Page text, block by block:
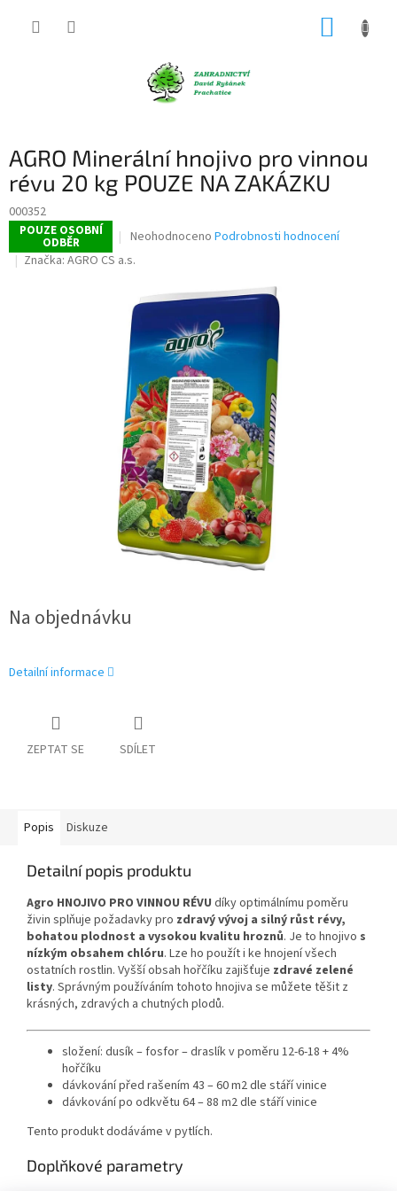
AGRO Minerální hnojivo pro vinnou
révu 20 kg POUZE NA ZAKÁZKU
000352
POUZE OSOBNÍ
ODBĚR
Průměrné
produktu
0,0
z
5
hvězdiček.
Neohodnoceno Podrobnosti hodnocení
Značka: AGRO CS a.s.
Na objednávku
Detailní informace
ZEPTAT SE SDÍLET
Popis Diskuze
Detailní popis produktu
Agro HNOJIVO PRO VINNOU RÉVU díky optimálnímu poměru
živin splňuje požadavky pro zdravý vývoj a silný růst révy,
bohatou plodnost a vysokou kvalitu hroznů. Je to hnojivo s
nízkým obsahem chlóru. Lze ho použít i ke hnojení všech
ostatních rostlin. Vyšší obsah hořčíku zajišťuje zdravé zelené
listy. Správným používáním tohoto hnojiva se můžete těšit z
krásných, zdravých a chutných plodů.
složení: dusík – fosfor – draslík v poměru 12-6-18 + 4%
hořčíku
dávkování před rašením 43 – 60 m2 dle stáří vinice
dávkování po odkvětu 64 – 88 m2 dle stáří vinice
Tento produkt dodáváme v pytlích.
Doplňkové parametry